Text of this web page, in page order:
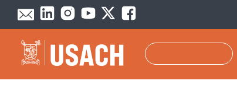
Pasar al contenido principal